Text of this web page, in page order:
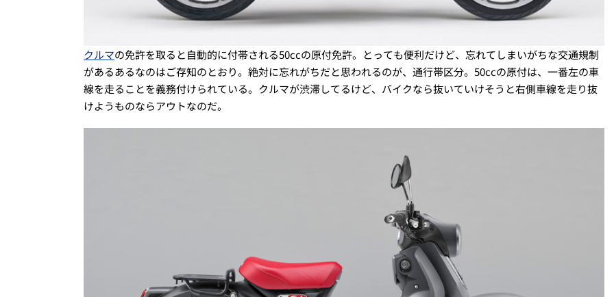
クルマの免許を取ると自動的に付帯される50ccの原付免許。とっても便利だけど、忘れてしまいがちな交通規制
があるあるなのはご存知のとおり。絶対に忘れがちだと思われるのが、通行帯区分。50ccの原付は、一番左の車
線を走ることを義務付けられている。クルマが渋滞してるけど、バイクなら抜いていけそうと右側車線を走り抜
けようものならアウトなのだ。